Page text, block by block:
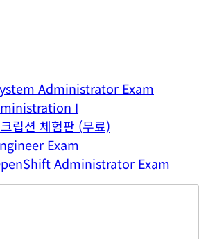
Administrator Exam
I
립션 체험판 (무료)
Exam
Administrator Exam